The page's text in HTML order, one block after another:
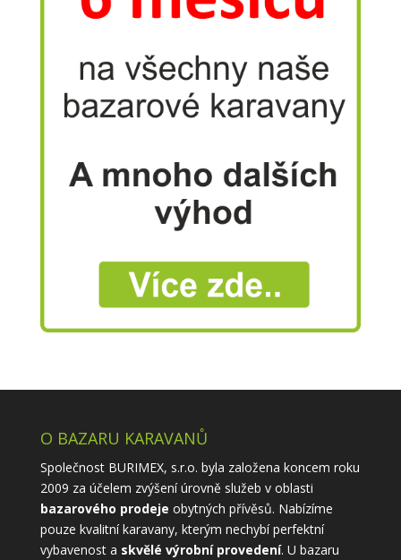
O BAZARU KARAVANŮ
Společnost BURIMEX, s.r.o. byla založena koncem roku
2009 za účelem zvýšení úrovně služeb v oblasti
bazarového prodeje obytných přívěsů. Nabízíme
pouze kvalitní karavany, kterým nechybí perfektní
vybavenost a skvělé výrobní provedení. U bazaru